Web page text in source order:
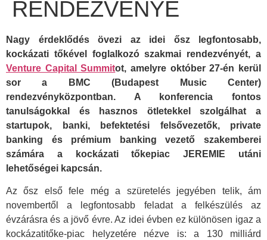
RENDEZVÉNYE
Nagy érdeklődés övezi az idei ősz legfontosabb,
kockázati tőkével foglalkozó szakmai rendezvényét, a
Venture Capital Summitot, amelyre október 27-én kerül
sor a BMC (Budapest Music Center)
rendezvényközpontban. A konferencia fontos
tanulságokkal és hasznos ötletekkel szolgálhat a
startupok, banki, befektetési felsővezetők, private
banking és prémium banking vezető szakemberei
számára a kockázati tőkepiac JEREMIE utáni
lehetőségei kapcsán.
Az ősz első fele még a szüretelés jegyében telik, ám
novembertől a legfontosabb feladat a felkészülés az
évzárásra és a jövő évre. Az idei évben ez különösen igaz a
kockázatitőke-piac helyzetére nézve is: a 130 milliárd